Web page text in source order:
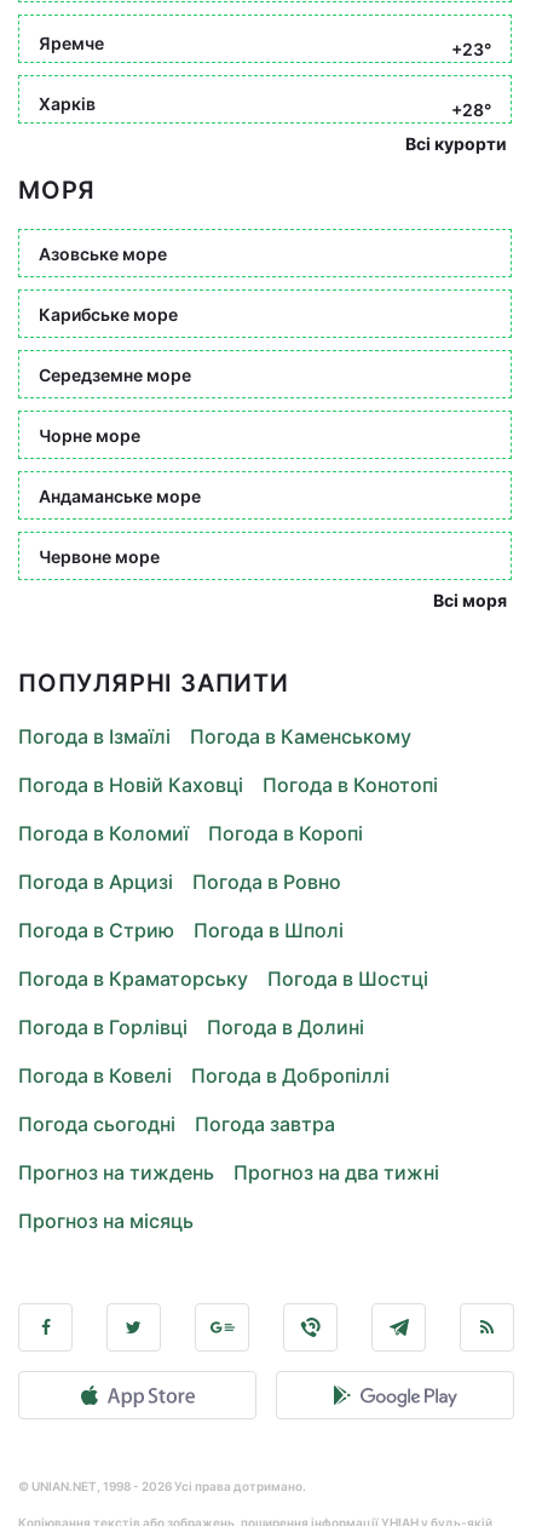
Яремче +23°
Харків
+28°
Всі курорти
МОРЯ
Азовське море
Карибське море
Середземне море
Чорне море
Андаманське море
Червоне море
Всі моря
ПОПУЛЯРНІ ЗАПИТИ
Погода в Ізмаїлі
Погода в Каменському
Погода в Новій Каховці
Погода в Конотопі
Погода в Коломиї
Погода в Коропі
Погода в Арцизі
Погода в Ровно
Погода в Стрию
Погода в Шполі
Погода в Краматорську
Погода в Шостці
Погода в Горлівці
Погода в Долині
Погода в Ковелі
Погода в Добропіллі
Погода сьогодні
Погода завтра
Прогноз на тиждень
Прогноз на два тижні
Прогноз на місяць
© UNIAN.NET, 1998 - 2026 Усі права дотримано.
Копіювання текстів або зображень, поширення інформації УНІАН у будь-якій